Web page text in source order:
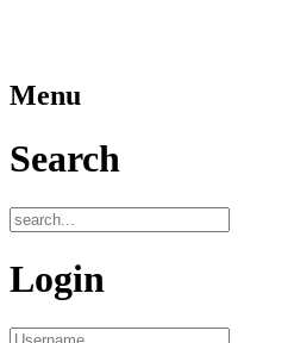
Menu
Search
Login